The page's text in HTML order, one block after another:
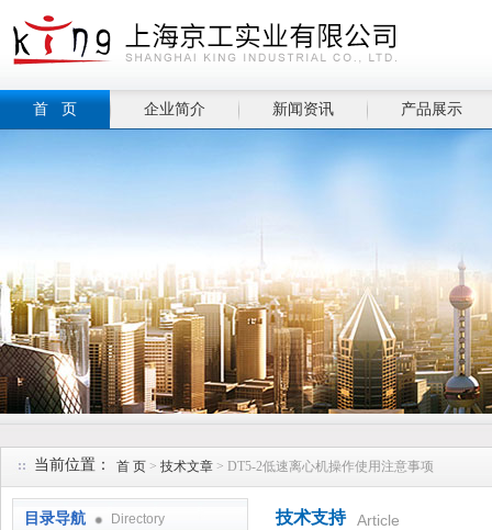
首 页 企业简介 新闻资讯 产品展示
当前位置： 首 页 > 技术文章 > DT5-2低速离心机操作使用注意事项
目录导航 Directory 技术支持 Article